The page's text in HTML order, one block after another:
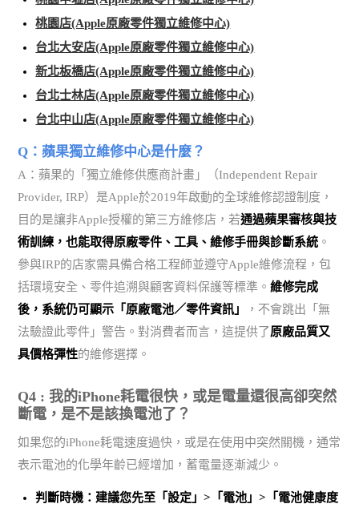
桃園店(Apple原廠零件獨立維修中心)
台北大安店(Apple原廠零件獨立維修中心)
新北板橋店(Apple原廠零件獨立維修中心)
台北士林店(Apple原廠零件獨立維修中心)
台北中山店(Apple原廠零件獨立維修中心)
Q：蘋果獨立維修中心是什麼？
A：蘋果的「獨立維修供應商計畫」（Independent Repair
Provider, IRP）是Apple於2019年啟動的全球維修認證制度，
目的是讓非Apple授權的第三方維修店，若通過蘋果審核與技
術訓練，也能取得原廠零件、工具、維修手冊與診斷系統 。
參與IRP的店家需具備合格工程師並遵守Apple維修流程，包
括環境安全、零件追溯與顧客資料保護等標準。維修完成
後，系統仍可顯示「原廠電池／零件資訊」
，不會跳出「無
法驗證此零件」警告。對消費者而言，這提供了原廠品質又
具價格彈性的維修選擇。
Q4 : 我的iPhone耗電很快，或是電量還很高卻突然
斷電，是不是該換電池了？
如果您的iPhone耗電速度過快，或是在使用中突然關機，通常
表示電池的化學年齡已經增加，蓄電量逐漸減少。
判斷時機：建議您先至「設定」>「電池」>「電池健康度